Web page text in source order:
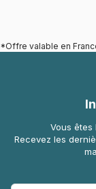
*Offre valable en
Vous êtes
Recevez les